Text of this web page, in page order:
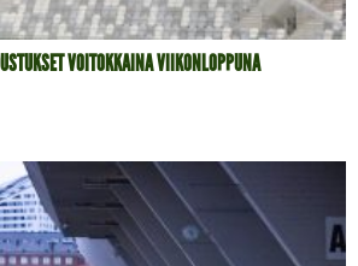
VOITOKKAINA VIIKONLOPPUNA